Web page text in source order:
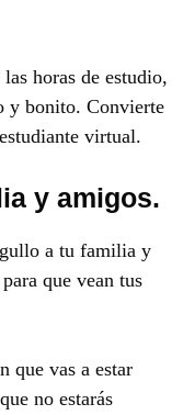
horas de estudio,
y bonito. Convierte
virtual.
y amigos.
a tu familia y
que vean tus
que vas a estar
no estarás